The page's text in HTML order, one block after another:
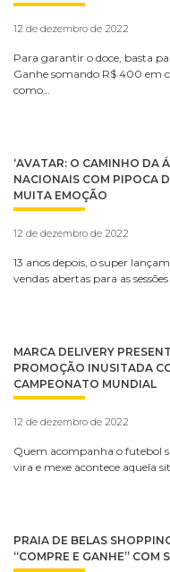
12 de dezembro de 2022
Para garantir o doce, basta
Ganhe somando R$ 400 em
como…
‘AVATAR: O CAMINHO DA
NACIONAIS COM PIPOCA
MUITA EMOÇÃO
12 de dezembro de 2022
13 anos depois, o super
vendas abertas para as
MARCA DELIVERY
PROMOÇÃO INUSITADA
CAMPEONATO MUNDIAL
12 de dezembro de 2022
Quem acompanha o futebol
vira e mexe acontece aquela
PRAIA DE BELAS
“COMPRE E GANHE” COM